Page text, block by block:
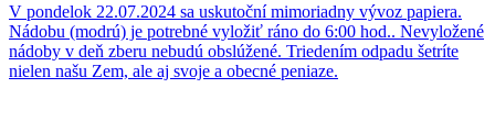
V pondelok 22.07.2024 sa uskutoční mimoriadny vývoz papiera.
Nádobu (modrú) je potrebné vyložiť ráno do 6:00 hod.. Nevyložené
nádoby v deň zberu nebudú obslúžené. Triedením odpadu šetríte
nielen našu Zem, ale aj svoje a obecné peniaze.